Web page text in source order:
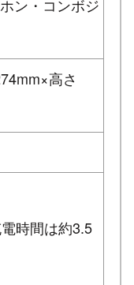
ン・コンボジ
高さ
時間は約3.5